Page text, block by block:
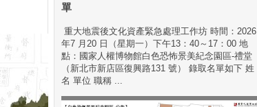
單
重大地震後文化資產緊急處理工作坊 時間：2026
年7 月20 日（星期⼀）下午13：40～17：00 地
點：國家⼈權博物館白色恐怖景美紀念園區-禮堂
（新北市新店區復興路131 號） 錄取名單如下 姓
名 單位 職稱 ...